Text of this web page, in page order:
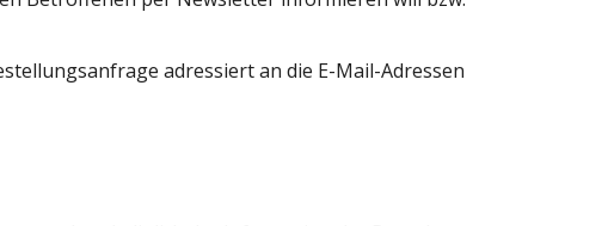
adressiert an die E-Mail-Adressen